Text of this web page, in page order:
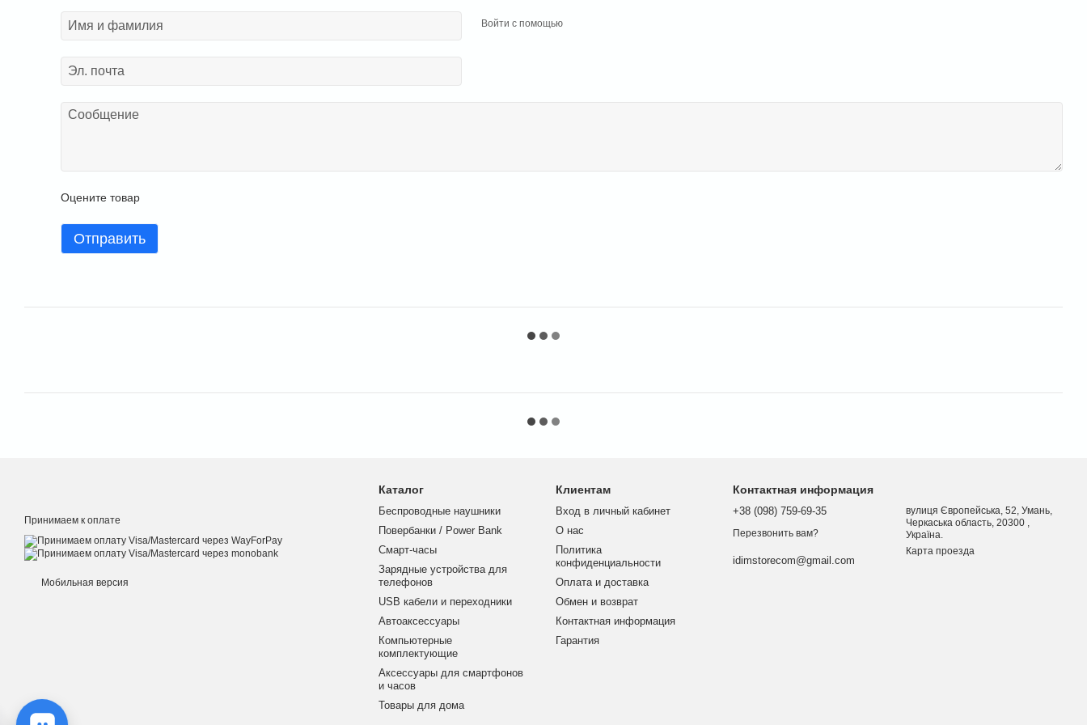
Войти с помощью
Оцените товар
Отправить
Принимаем к оплате
Мобильная версия
Каталог
Беспроводные наушники
Повербанки / Power Bank
Смарт-часы
Зарядные устройства для
телефонов
USB кабели и переходники
Автоаксессуары
Компьютерные
комплектующие
Аксессуары для смартфонов
и часов
Товары для дома
Клиентам
Вход в личный кабинет
О нас
Политика
конфиденциальности
Оплата и доставка
Обмен и возврат
Контактная информация
Гарантия
Контактная информация
+38 (098) 759-69-35
Перезвонить вам?
idimstorecom@gmail.com
вулиця Європейська, 52, Умань,
Черкаська область, 20300 ,
Україна.
Карта проезда